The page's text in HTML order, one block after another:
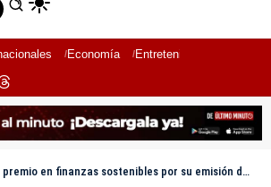
Economía Entretenimiento
en finanzas sostenibles por su emisión del bono verde